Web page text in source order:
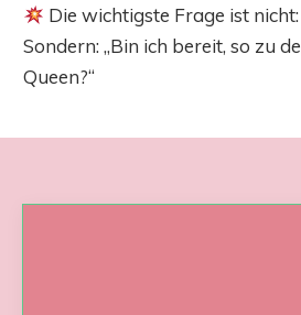
Die wichtigste Frage ist nicht:
Sondern: „Bin ich bereit, so zu
Queen?“